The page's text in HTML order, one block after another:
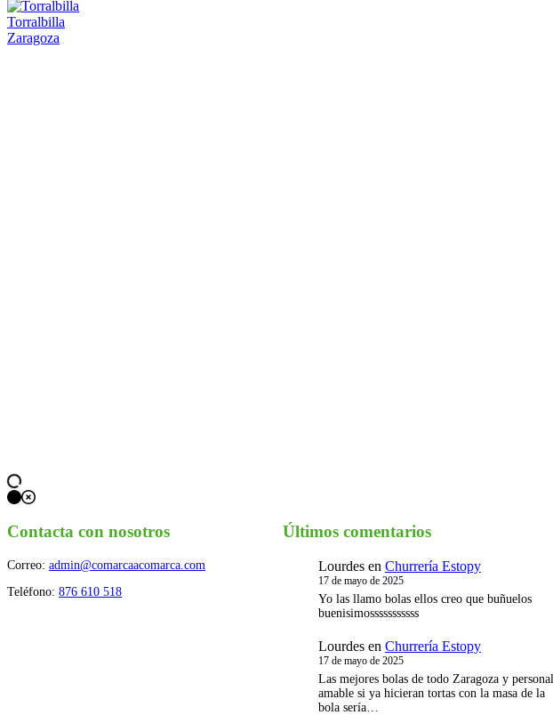
Torralbilla
Zaragoza
Contacta con nosotros
Correo: admin@comarcaacomarca.com
Teléfono: 876 610 518
Últimos comentarios
Lourdesen Churrería Estopy
17 de mayo de 2025
Yo las llamo bolas ellos creo que buñuelos
buenisimosssssssssss
Lourdesen Churrería Estopy
17 de mayo de 2025
Las mejores bolas de todo Zaragoza y personal
amable si ya hicieran tortas con la masa de la
bola sería…